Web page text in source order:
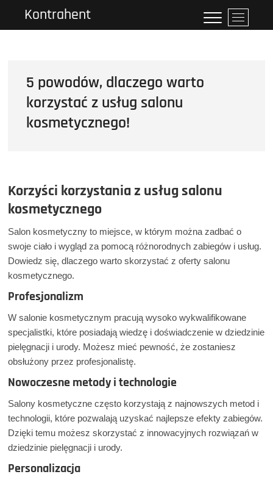
treści
Kontrahent
P
r
5 powodów, dlaczego warto
korzystać z usług salonu
kosmetycznego!
Korzyści korzystania z usług salonu
kosmetycznego
Salon kosmetyczny to miejsce, w którym można zadbać o
swoje ciało i wygląd za pomocą różnorodnych zabiegów i usług.
Dowiedz się, dlaczego warto skorzystać z oferty salonu
kosmetycznego.
Profesjonalizm
W salonie kosmetycznym pracują wysoko wykwalifikowane
specjalistki, które posiadają wiedzę i doświadczenie w dziedzinie
pielęgnacji i urody. Możesz mieć pewność, że zostaniesz
obsłużony przez profesjonalistę.
Nowoczesne metody i technologie
Salony kosmetyczne często korzystają z najnowszych metod i
technologii, które pozwalają uzyskać najlepsze efekty zabiegów.
Dzięki temu możesz skorzystać z innowacyjnych rozwiązań w
dziedzinie pielęgnacji i urody.
Personalizacja